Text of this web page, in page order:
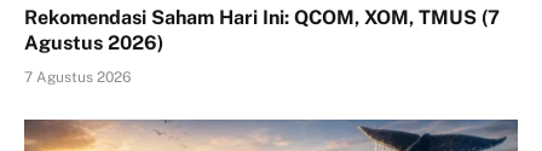
Rekomendasi Saham Hari Ini: QCOM, XOM, TMUS (7
Agustus 2026)
7 Agustus 2026